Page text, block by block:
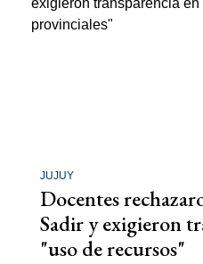
JUJUY
Docentes
Sadir y exigieron
"uso de recursos"